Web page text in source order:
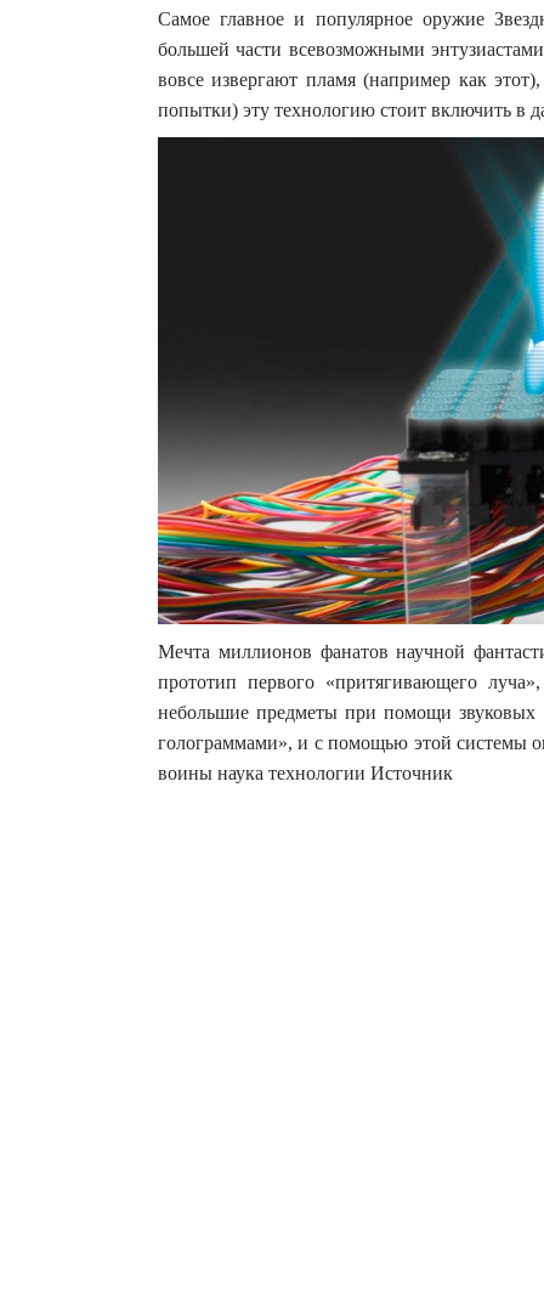
Самое главное и популярное оружие
большей части всевозможными
вовсе извергают пламя (например как
попытки) эту технологию стоит включить
Мечта миллионов фанатов научной
прототип первого «притягивающего
небольшие предметы при помощи звуковых
голограммами», и с помощью этой системы
воины наука теxнологии Источник